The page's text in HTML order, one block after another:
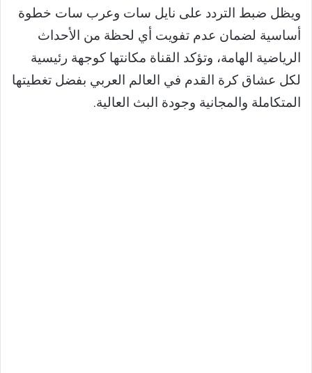
ويظل ضبط التردد على نايل سات وعرب سات خطوة
أساسية لضمان عدم تفويت أي لحظة من الأحداث
الرياضية الهامة، وتؤكد القناة مكانتها كوجهة رئيسية
لكل عشاق كرة القدم في العالم العربي بفضل تغطيتها
المتكاملة والمجانية وجودة البث العالية.